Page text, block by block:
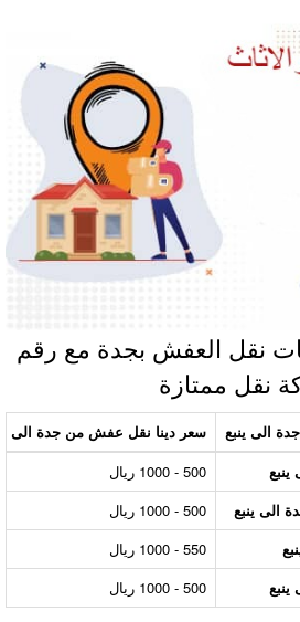
العفش بجدة مع رقم
نقل ممتازة
ينبع
سعر دينا نقل عفش من جدة الى ينبع
500 - 1000 ريال
ينبع
500 - 1000 ريال
550 - 1000 ريال
500 - 1000 ريال